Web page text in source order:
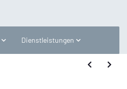
Dienstleistungen